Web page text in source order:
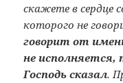
скажете в сердце
которого не
говорит от
не исполняется,
Господь сказал.